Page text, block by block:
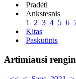
Pradėti
Ankstesnis
1 2 3 4 5 6
Kitas
Paskutinis
Artimiausi